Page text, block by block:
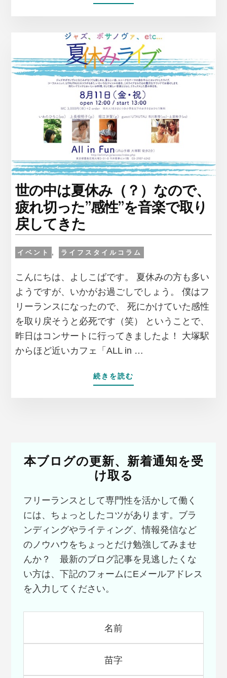
自
働
く
場
所
を、
自
分
で
ト
ン
カ
チ
片
手
に
工
を
伝
っ
た
世の中は夏休み（？）なので、
疲れ切った”感性”を音楽で取り
戻してきた
イベント , ライフスタイルコラム
こんにちは、よしこばです。 夏休みの方も多い
ようですが、いかがお過ごしでしょう。 僕はフ
リーランスになったので、 死にかけていた感性
を取り戻そうと必死です（笑） ということで、
昨日はコンサートに行ってきましたよ！ 大塚駅
からほど近いカフェ「ALL in …
続きを読む
世
み
（？）
で、
疲
れ
切
っ
た”感
性”を
音
取
し
本ブログの更新、新着通知を受
け取る
フリーランスとして専門性を活かして働く
には、ちょっとしたコツがあります。ブラ
ンディングやライティング、情報発信など
のノウハウをちょっとだけ勉強してみませ
んか？ 最新のブログ記事を見逃したくな
い方は、下記のフォームにEメールアドレス
を入力してください。